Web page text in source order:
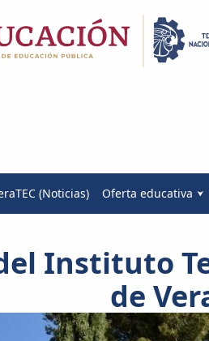
(Noticias) Oferta educativa
Instituto
de